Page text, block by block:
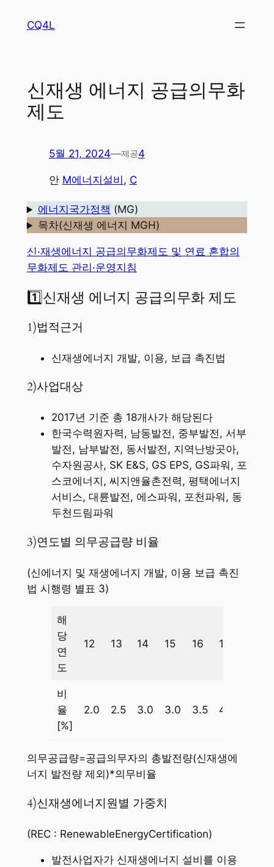
CQ4L
신재생 에너지 공급의무화
제도
5월 21, 2024—제공4
안 M에너지설비, C
에너지국가정책 (MG)
목차(신재생 에너지 MGH)
신·재생에너지 공급의무화제도 및 연료 혼합의
무화제도 관리·운영지침
1️⃣신재생 에너지 공급의무화 제도
1)법적근거
신재생에너지 개발, 이용, 보급 촉진법
2)사업대상
2017년 기준 총 18개사가 해당된다
한국수력원자력, 남동발전, 중부발전, 서부
발전, 남부발전, 동서발전, 지역난방곳아,
수자원공사, SK E&S, GS EPS, GS파워, 포
스코에너지, 씨지앤율촌전력, 평택에너지
서비스, 대륜발전, 에스파워, 포천파워, 동
두천드림파워
3)연도별 의무공급량 비율
(신에너지 및 재생에너지 개발, 이용 보급 촉진
법 시행령 별표 3)
해
당
연
도
12 13 14 15 16 17
비
율
[%]
2.0 2.5 3.0 3.0 3.5 4.0
의무공급량=공급의무자의 총발전량(신재생에
너지 발전량 제외)*의무비율
4)신재생에너지원별 가중치
(REC : RenewableEnergyCertification)
발전사업자가 신재생에너지 설비를 이용